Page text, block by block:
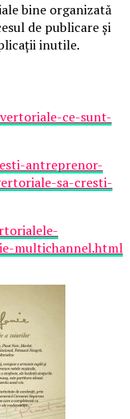
bine organizată
de publicare și
inutile.
ce-sunt-
antreprenor-
sa-cresti-
multichannel.html